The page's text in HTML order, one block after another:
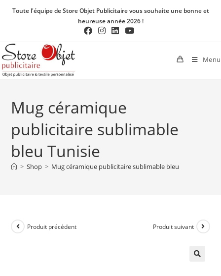
Toute l'équipe de Store Objet Publicitaire vous souhaite une bonne et
heureuse année 2026 !
Menu
Mug céramique
publicitaire sublimable
bleu Tunisie
> Shop > Mug céramique publicitaire sublimable bleu
Produit précédent Produit suivant